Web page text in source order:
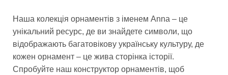
Наша колекція орнаментів з іменем Anna – це
унікальний ресурс, де ви знайдете символи, що
відображають багатовікову українську культуру, де
кожен орнамент – це жива сторінка історії.
Спробуйте наш конструктор орнаментів, щоб